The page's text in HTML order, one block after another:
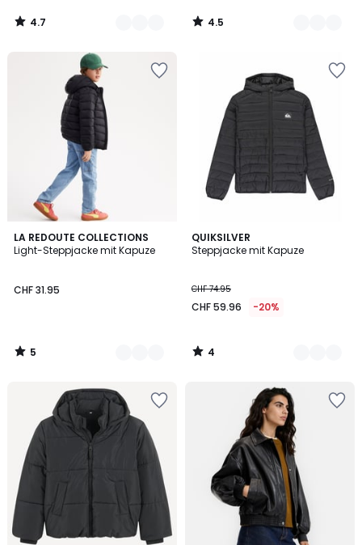
4.7
/
4.5
/
LA REDOUTE COLLECTIONS
Light-Steppjacke mit Kapuze
CHF 31.95
5
/
2
Farben
5
/
QUIKSILVER
Steppjacke mit Kapuze
CHF 74.95
CHF 59.96 -20%
4
/
2
Farben
4
/